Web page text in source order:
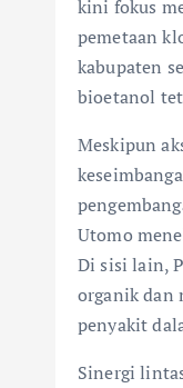
kini fokus
pemetaan
kabupaten
bioetanol
Meskipun
Utomo
Di sisi lain,
organik dan
penyakit
Sinergi